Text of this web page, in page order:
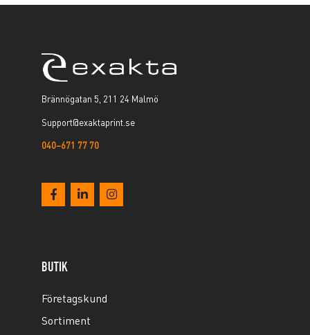
Brännögatan 5, 211 24 Malmö
Support@exaktaprint.se
040–671 77 70
BUTIK
Företagskund
Sortiment